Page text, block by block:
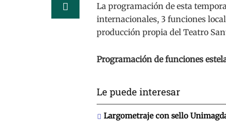
La programación de esta
internacionales, 3 funciones
producción propia del Teatro
Programación de funciones
Le puede interesar
Largometraje con sello